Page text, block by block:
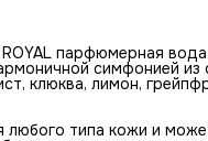
парфюмерная
симфонией
клюква, лимон,
типа кожи и